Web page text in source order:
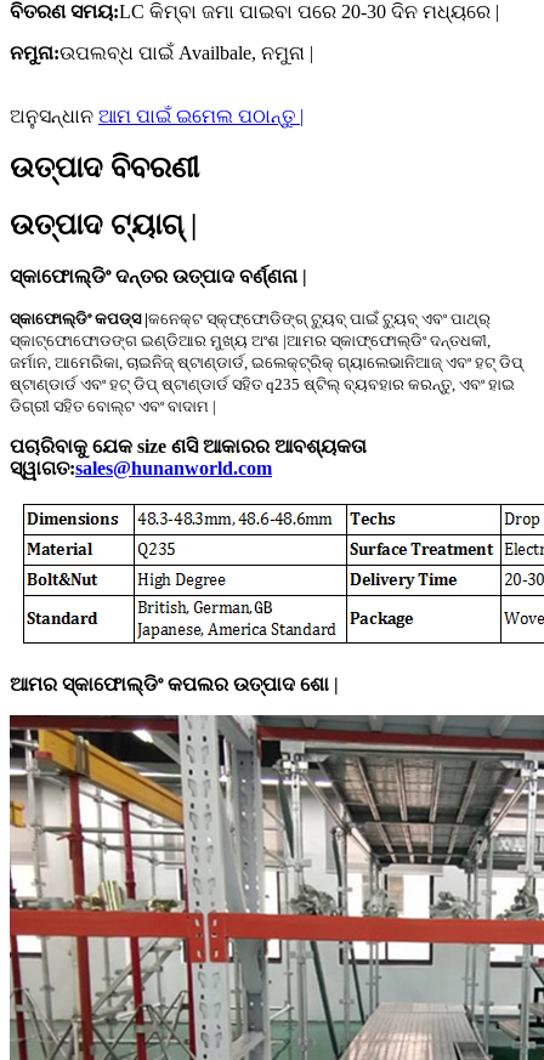
ବିତରଣ ସମୟ:LC କିମ୍ବା ଜମା ପାଇବା ପରେ 20-30 ଦିନ ମଧ୍ୟରେ |
ନମୁନା:ଉପଲବ୍ଧ ପାଇଁ Availbale, ନମୁନା |
ଅନୁସନ୍ଧାନ ଆମ ପାଇଁ ଇମେଲ ପଠାନ୍ତୁ |
ଉତ୍ପାଦ ବିବରଣୀ
ଉତ୍ପାଦ ଟ୍ୟାଗ୍ |
ସ୍କାଫୋଲ୍ଡିଂ ଦନ୍ତର ଉତ୍ପାଦ ବର୍ଣ୍ଣନା |
ସ୍କାଫୋଲ୍ଡିଂ କପଡ୍ସ |କନେକ୍ଟ ସ୍କ୍ଫ୍ଫୋଡିଙ୍ଗ୍ ଟ୍ୟୁବ୍ ପାଇଁ ଟ୍ୟୁବ୍ ଏବଂ ପାଥ୍ର୍
ସ୍କାଟ୍ଫୋଫୋଡଙ୍ଗ ଇଣ୍ଡିଆର ମୁଖ୍ୟ ଅଂଶ |ଆମର ସ୍କାଫ୍ଫୋଲ୍ଡିଂ ଦନ୍ତଧକୀ,
ଜର୍ମାନ, ଆମେରିକା, ଚାଇନିଜ୍ ଷ୍ଟାଣ୍ଡାର୍ଡ, ଇଲେକ୍ଟ୍ରିକ୍ ଗ୍ୟାଲେଭାନିଆଜ୍ ଏବଂ ହଟ୍ ଡିପ୍
ଷ୍ଟାଣ୍ଡାର୍ଡ ଏବଂ ହଟ୍ ଡିପ୍ ଷ୍ଟାଣ୍ଡାର୍ଡ ସହିତ q235 ଷ୍ଟିଲ୍ ବ୍ୟବହାର କରନ୍ତୁ, ଏବଂ ହାଇ
ଡିଗ୍ରୀ ସହିତ ବୋଲ୍ଟ ଏବଂ ବାଦାମ |
ପଚାରିବାକୁ ଯେକ size ଣସି ଆକାରର ଆବଶ୍ୟକତା
ସ୍ୱାଗତ:sales@hunanworld.com
ଆମର ସ୍କାଫୋଲ୍ଡିଂ କପଲର ଉତ୍ପାଦ ଶୋ |